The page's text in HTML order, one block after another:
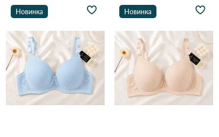
Новинка Новинка